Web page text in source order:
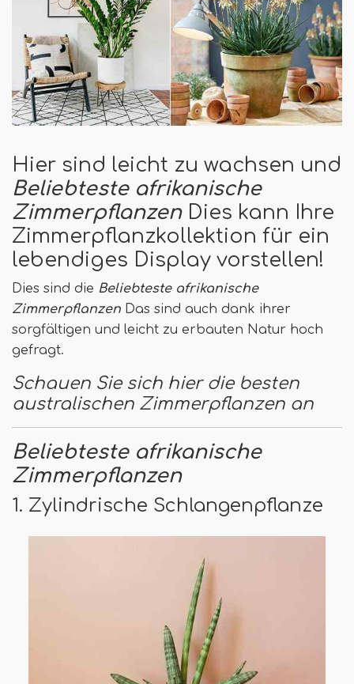
Hier sind leicht zu wachsen und
Beliebteste afrikanische
Zimmerpflanzen Dies kann Ihre
Zimmerpflanzkollektion für ein
lebendiges Display vorstellen!
Dies sind die Beliebteste afrikanische
Zimmerpflanzen Das sind auch dank ihrer
sorgfältigen und leicht zu erbauten Natur hoch
gefragt.
Schauen Sie sich hier die besten
australischen Zimmerpflanzen an
Beliebteste afrikanische
Zimmerpflanzen
1. Zylindrische Schlangenpflanze